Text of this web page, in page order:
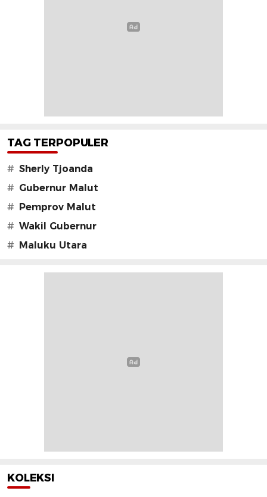
TAG TERPOPULER
# Sherly Tjoanda
# Gubernur Malut
#
Pemprov Malut
# Wakil Gubernur
#
Maluku Utara
KOLEKSI